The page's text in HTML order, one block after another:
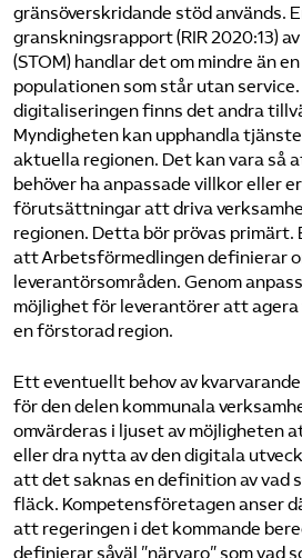
gränsöverskridande stöd används.
granskningsrapport (RIR 2020:13)
(STOM) handlar det om mindre än
populationen som står utan
digitaliseringen finns det andra
Myndigheten kan upphandla
aktuella regionen. Det kan vara så
behöver ha anpassade villkor eller
förutsättningar att driva
regionen. Detta bör prövas primärt.
att Arbetsförmedlingen definierar
leverantörsområden. Genom
möjlighet för leverantörer att agera
en förstorad region.
Ett eventuellt behov av
för den delen kommunala
omvärderas i ljuset av möjligheten
eller dra nytta av den digitala
att det saknas en definition av vad
fläck. Kompetensföretagen anser
att regeringen i det kommande
definierar såväl ”närvaro” som vad